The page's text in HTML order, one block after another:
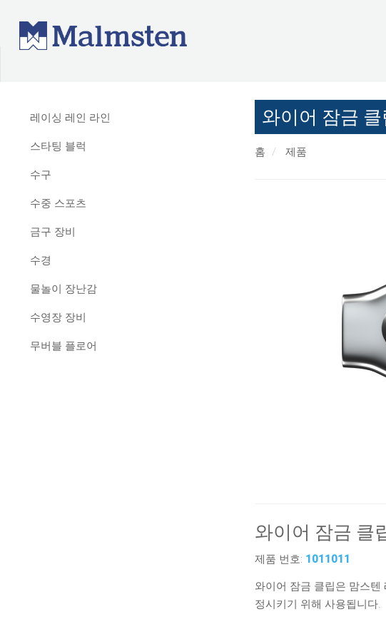
와이어 잠금 클
홈 제품
와이어 잠금 클
제품 번호: 1011011
와이어 잠금 클립은 맘스
정시키기 위해 사용됩니다.
레이싱 레인 라인
스타팅 블럭
수구
수중 스포츠
금구 장비
수경
물놀이 장난감
수영장 장비
무버블 플로어